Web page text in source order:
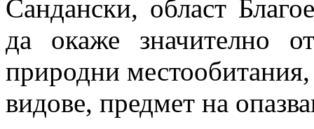
Сандански, област
да окаже значително
природни
видове, предмет на